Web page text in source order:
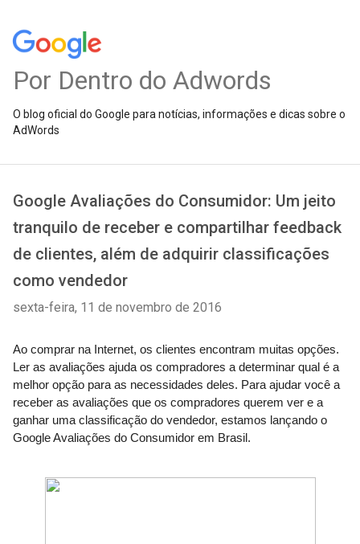
Por Dentro do Adwords
O blog oficial do Google para notícias, informações e dicas sobre o
AdWords
Google Avaliações do Consumidor: Um jeito
tranquilo de receber e compartilhar feedback
de clientes, além de adquirir classificações
como vendedor
sexta-feira, 11 de novembro de 2016
Ao comprar na Internet, os clientes encontram muitas opções.
Ler as avaliações ajuda os compradores a determinar qual é a
melhor opção para as necessidades deles. Para ajudar você a
receber as avaliações que os compradores querem ver e a
ganhar uma classificação do vendedor, estamos lançando o
Google Avaliações do Consumidor em Brasil.